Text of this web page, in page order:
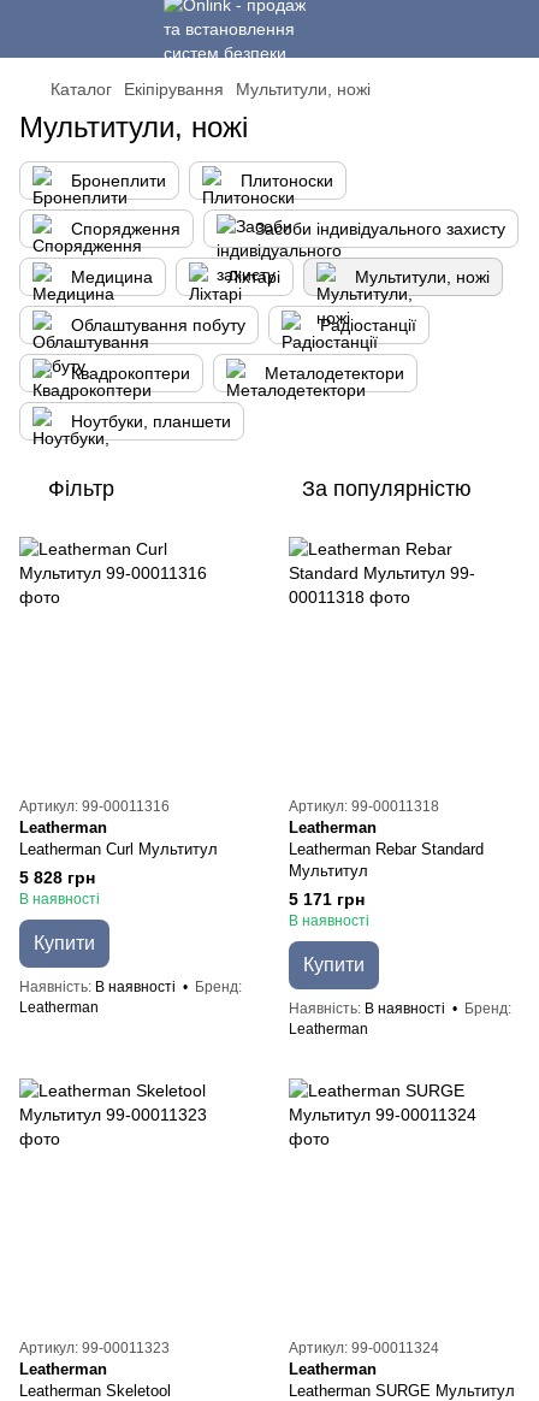
Каталог Екіпірування Мультитули, ножі
Мультитули, ножі
Бронеплити Плитоноски
Спорядження Засоби індивідуального захисту
Медицина Ліхтарі Мультитули, ножі
Облаштування побуту Радіостанції
Квадрокоптери Металодетектори
Ноутбуки, планшети
Фільтр За популярністю
Артикул: 99-00011316
Leatherman
Leatherman Curl Мультитул
5 828 грн
В наявності
Купити
Наявність В наявності
Бренд
Leatherman
Артикул: 99-00011318
Leatherman
Leatherman Rebar Standard
Мультитул
5 171 грн
В наявності
Купити
Наявність В наявності
Бренд
Leatherman
Артикул: 99-00011323
Leatherman
Leatherman Skeletool
Артикул: 99-00011324
Leatherman
Leatherman SURGE Мультитул